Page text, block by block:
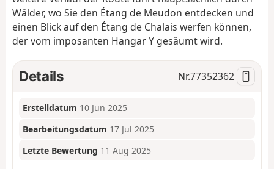
Wälder, wo Sie den Étang de Meudon entdecken und
einen Blick auf den Étang de Chalais werfen können,
der vom imposanten Hangar Y gesäumt wird.
Details Nr.77352362
Erstelldatum 10 Jun 2025
Bearbeitungsdatum 17 Jul 2025
Letzte Bewertung 11 Aug 2025